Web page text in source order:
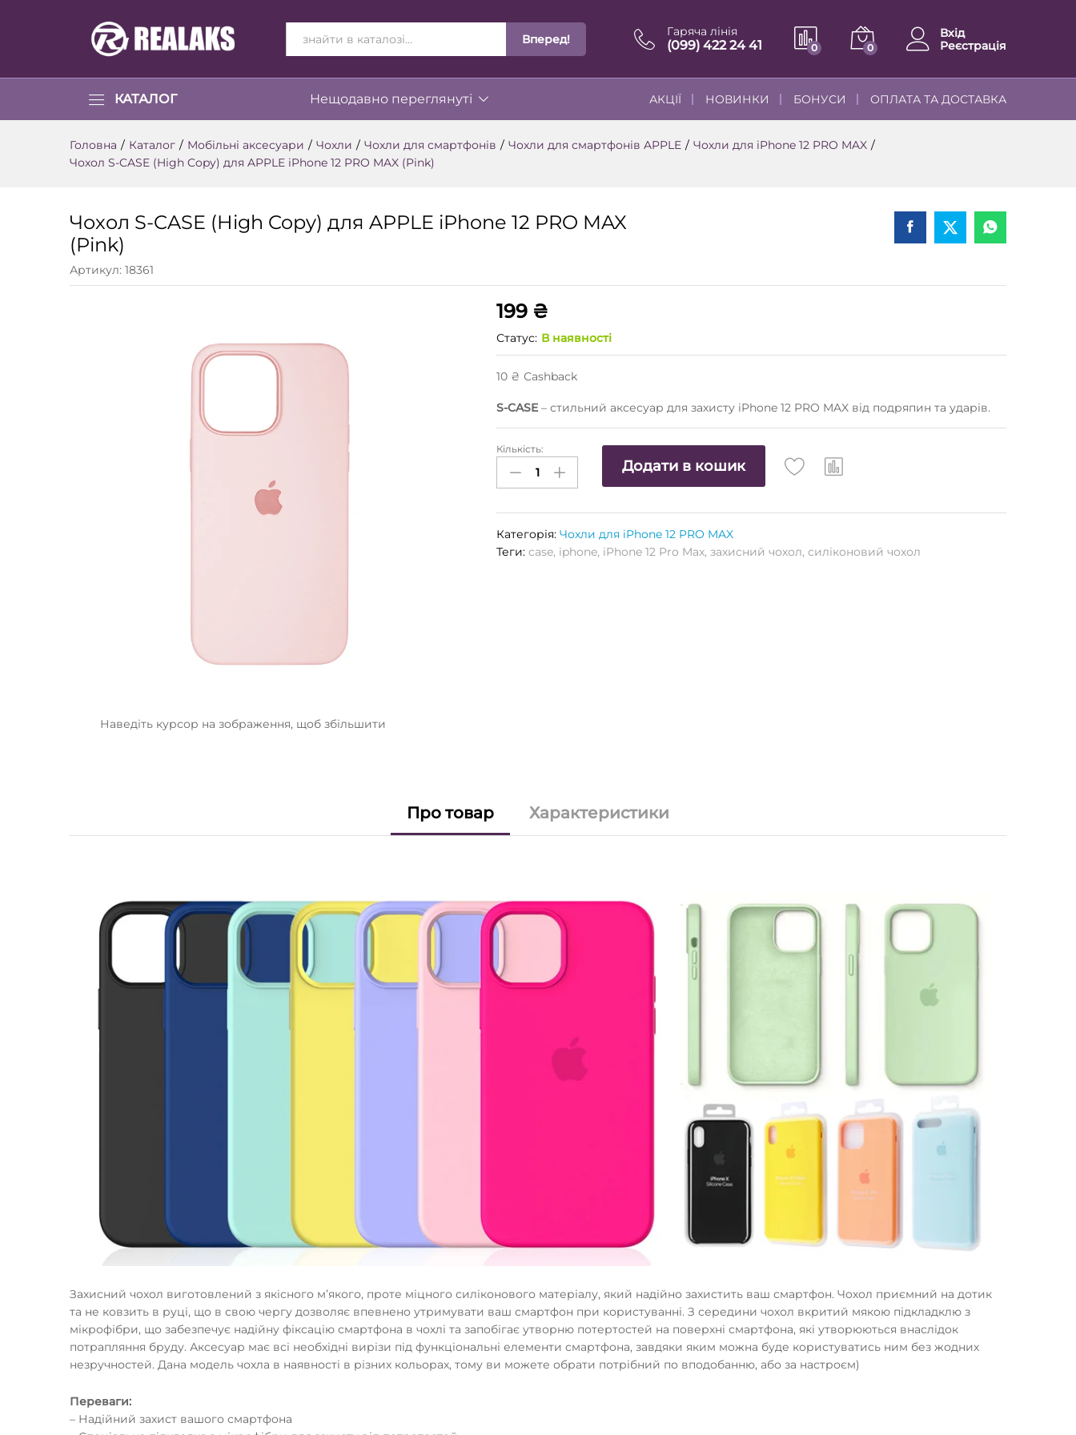
ВСІ КАТЕГОРІЇ Вперед!
Гаряча лінія
(099) 422 24 41 0 0
Вхід
Реєстрація
КАТАЛОГ Нещодавно переглянуті АКЦІЇ НОВИНКИ БОНУСИ ОПЛАТА ТА ДОСТАВКА
Головна / Каталог / Мобільні аксесуари / Чохли / Чохли для смартфонів / Чохли для смартфонів APPLE / Чохли для iPhone 12 PRO MAX /
Чохол S-CASE (High Copy) для APPLE iPhone 12 PRO MAX (Pink)
Чохол S-CASE (High Copy) для APPLE iPhone 12 PRO MAX
(Pink)
Артикул: 18361
Наведіть курсор на зображення, щоб збільшити
199 ₴
Статус: В наявності
10 ₴ Сashback
S-CASE– стильний аксесуар для захисту iPhone 12 PRO MAX від подряпин та ударів.
Чохол
CASE
для
APPLE
Кількість:
Додати в кошик
Категорія:Чохли для iPhone 12 PRO MAX
Теги:case, iphone, iPhone 12 Pro Max, захисний чохол,силіконовий чохол
Про товар Характеристики
Захисний чохол виготовлений з якісного мʼякого, проте міцного силіконового матеріалу, який надійно захистить ваш смартфон. Чохол приємний на дотик
та не ковзить в руці, що в свою чергу дозволяє впевнено утримувати ваш смартфон при користуванні. З середини чохол вкритий мякою підкладклю з
мікрофібри, що забезпечує надійну фіксацію смартфона в чохлі та запобігає утворню потертостей на поверхні смартфона, які утворюються внаслідок
потрапляння бруду. Аксесуар має всі необхідні вирізи під функціональні елементи смартфона, завдяки яким можна буде користуватись ним без жодних
незручностей. Дана модель чохла в наявності в різних кольорах, тому ви можете обрати потрібний по вподобанню, або за настроєм)
Переваги:
– Надійний захист вашого смартфона